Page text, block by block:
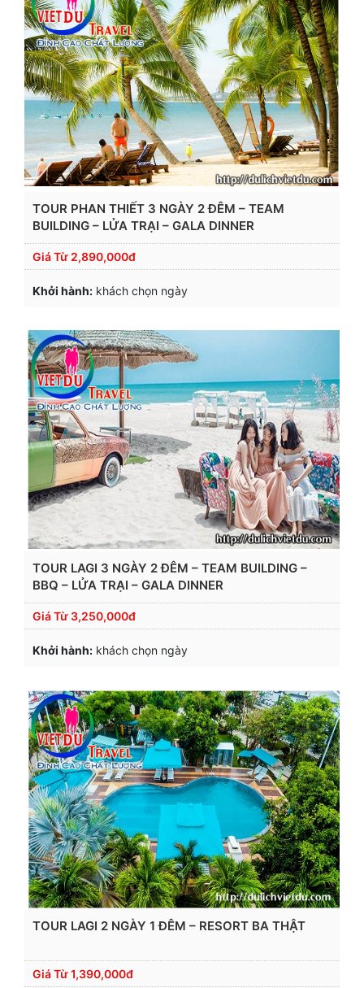
TOUR PHAN THIẾT 3 NGÀY 2 ĐÊM – TEAM
BUILDING – LỬA TRẠI – GALA DINNER
Giá Từ 2,890,000đ
Khởi hành: khách chọn ngày
TOUR LAGI 3 NGÀY 2 ĐÊM – TEAM BUILDING –
BBQ – LỬA TRẠI – GALA DINNER
Giá Từ 3,250,000đ
Khởi hành: khách chọn ngày
TOUR LAGI 2 NGÀY 1 ĐÊM – RESORT BA THẬT
Giá Từ1,390,000đ